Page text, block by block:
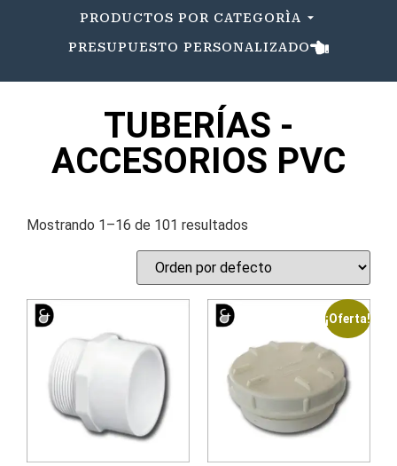
PRODUCTOS POR CATEGORÌA
PRESUPUESTO PERSONALIZADO
TUBERÍAS -
ACCESORIOS PVC
Mostrando 1–16 de 101 resultados
¡Oferta!